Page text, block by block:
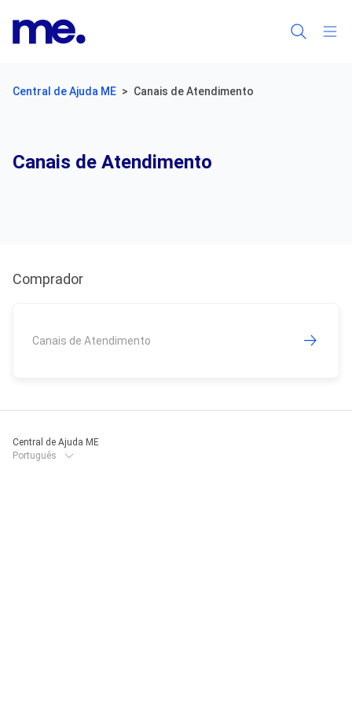
Central de Ajuda ME Canais de Atendimento
Canais de Atendimento
Comprador
Canais de Atendimento
Central de Ajuda ME
Português